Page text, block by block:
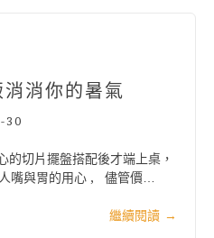
消你的暑氣
30
的切片擺盤搭配後才端上桌，
嘴與胃的用心 , 儘管價…
繼續閱讀 →